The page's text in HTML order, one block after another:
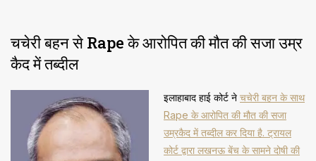
चचेरी बहन से Rape के आरोपित की मौत की सजा उम्र
कैद में तब्दील
इलाहाबाद हाई कोर्ट ने चचेरी बहन के साथ
Rape के आरोपित की मौत की सजा
उम्रकैद में तब्दील कर दिया है. ट्रायल
कोर्ट द्वारा लखनऊ बेंच के सामने दोषी की